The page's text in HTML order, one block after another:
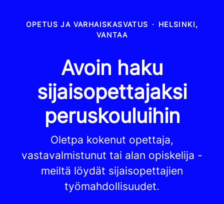
OPETUS JA VARHAISKASVATUS · HELSINKI,
VANTAA
Avoin haku
sijaisopettajaksi
peruskouluihin
Oletpa kokenut opettaja,
vastavalmistunut tai alan opiskelija -
meiltä löydät sijaisopettajien
työmahdollisuudet.